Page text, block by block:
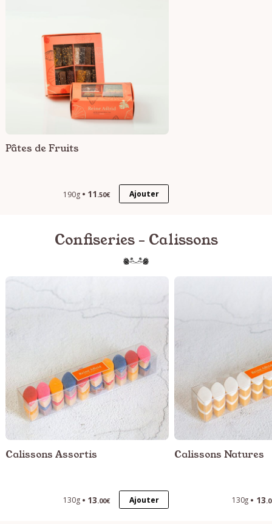
Pâtes de Fruits
190g 11 .50€ Ajouter
Confiseries - Calissons
Calissons Assortis
130g 13.00€ Ajouter
Calissons Natures
130g 13